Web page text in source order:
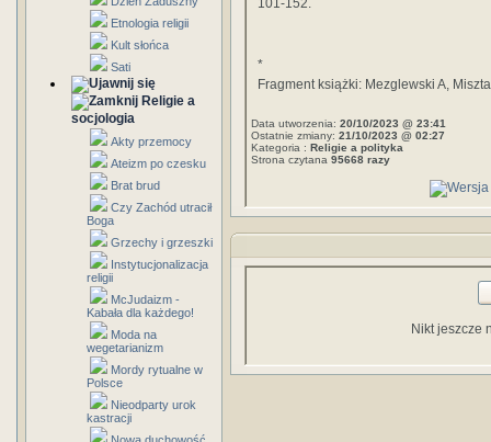
Etnologia religii
Kult słońca
Sati
Religie a
socjologia
Akty przemocy
Ateizm po czesku
Brat brud
Czy Zachód utracił
Boga
Grzechy i grzeszki
Instytucjonalizacja
religii
McJudaizm -
Kabała dla każdego!
Moda na
wegetarianizm
Mordy rytualne w
Polsce
Nieodparty urok
kastracji
101-152.
*
Fragment książki: Mezglewski A,
Data utworzenia: 20/10/2023 @ 23:41
Ostatnie zmiany: 21/10/2023 @ 02:27
Kategoria : Religie a polityka
Strona czytana 95668 razy
Nikt jeszcze